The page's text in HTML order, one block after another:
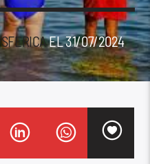
EL 31/07/2024